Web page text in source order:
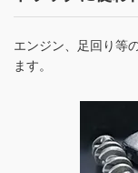
エンジン、足回り等
ます。